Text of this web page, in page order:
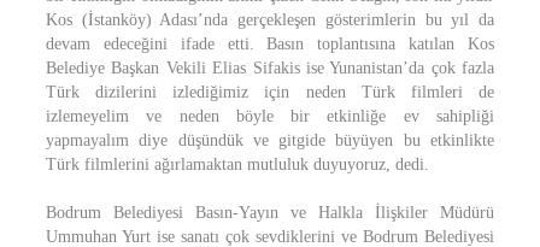
Kos (İstanköy) Adası’nda gerçekleşen gösterimlerin bu yıl da
devam edeceğini ifade etti. Basın toplantısına katılan Kos
Belediye Başkan Vekili Elias Sifakis ise Yunanistan’da çok fazla
Türk dizilerini izlediğimiz için neden Türk filmleri de
izlemeyelim ve neden böyle bir etkinliğe ev sahipliği
yapmayalım diye düşündük ve gitgide büyüyen bu etkinlikte
Türk filmlerini ağırlamaktan mutluluk duyuyoruz, dedi.
Bodrum Belediyesi Basın-Yayın ve Halkla İlişkiler Müdürü
Ummuhan Yurt ise sanatı çok sevdiklerini ve Bodrum Belediyesi